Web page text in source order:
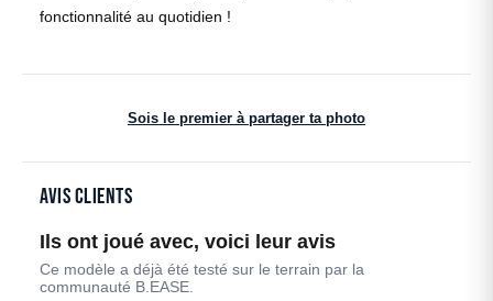
fonctionnalité au quotidien !
Sois le premier à partager ta photo
Avis clients
Ils ont joué avec, voici leur avis
Ce modèle a déjà été testé sur le terrain par la
communauté B.EASE.